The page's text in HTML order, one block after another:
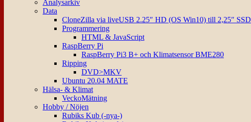
Analysarkiv
Data
CloneZilla via liveUSB 2.25″ HD (OS Win10) till 2,25″ SSD
Programmering
HTML & JavaScript
RaspBerry Pi
RaspBerry Pi3 B+ och Klimatsensor BME280
Ripping
DVD>MKV
Ubuntu 20.04 MATE
Hälsa- & Klimat
VeckoMätning
Hobby / Nöjen
Rubiks Kub (-nya-)